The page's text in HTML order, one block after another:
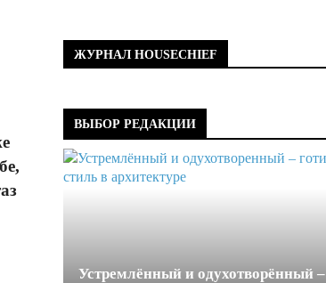
ЖУРНАЛ HOUSECHIEF
ВЫБОР РЕДАКЦИИ
Устремлённый и одухотворённый –